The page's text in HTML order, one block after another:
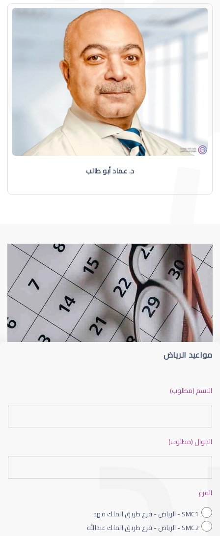
د. عماد أبو طالب
د أم كلثوم الحريريطبيب عيون
طبيب عيون شمال الرياض
مواعيد الرياض
الاسم (مطلوب)
الجوال (مطلوب)
الفرع
SMC1 - الرياض - فرع طريق الملك فهد
SMC2 - الرياض - فرع طريق الملك عبدالله